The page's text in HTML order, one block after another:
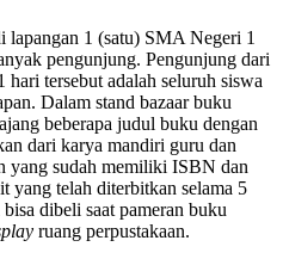
lapangan 1 (satu) SMA Negeri 1
pengunjung. Pengunjung dari
hari tersebut adalah seluruh siswa
Dalam stand bazaar buku
beberapa judul buku dengan
dari karya mandiri guru dan
yang sudah memiliki ISBN dan
yang telah diterbitkan selama 5
dibeli saat pameran buku
ruang perpustakaan.